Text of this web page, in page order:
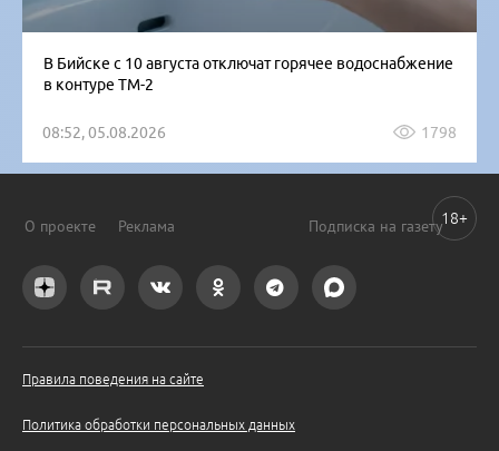
В Бийске с 10 августа отключат горячее водоснабжение
в контуре ТМ-2
08:52, 05.08.2026 1798
О проекте Реклама Подписка на газету
Правила поведения на сайте
Политика обработки персональных данных
18+